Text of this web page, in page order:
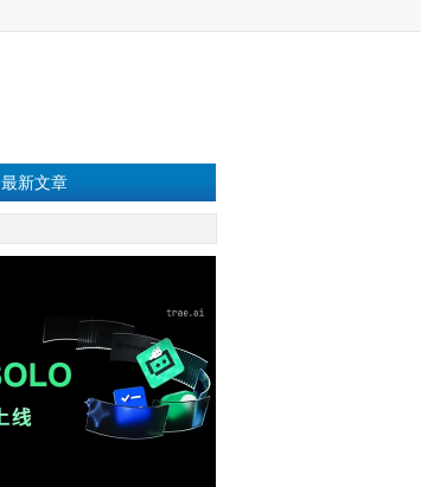
最新文章